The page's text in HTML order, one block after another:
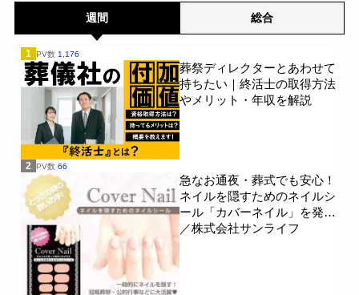
週間 総合
1 PV数 1,176
葬祭ディレクターとあわせて
持ちたい｜終活士の取得方法
やメリット・年収を解説
2 PV数 66
急なお通夜・葬式でも安心！
ネイルを隠すためのネイルシ
ール「カバーネイル」を発売
／株式会社サンライフ